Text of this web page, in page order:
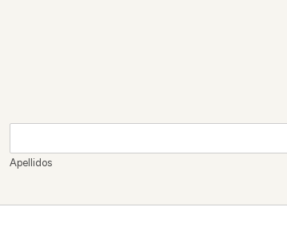
Apellidos